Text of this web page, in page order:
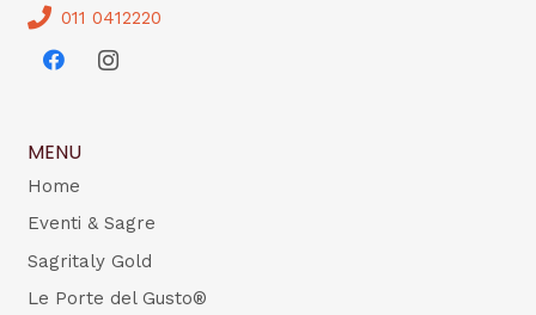
011 0412220
MENU
Home
Eventi & Sagre
Sagritaly Gold
Le Porte del Gusto®